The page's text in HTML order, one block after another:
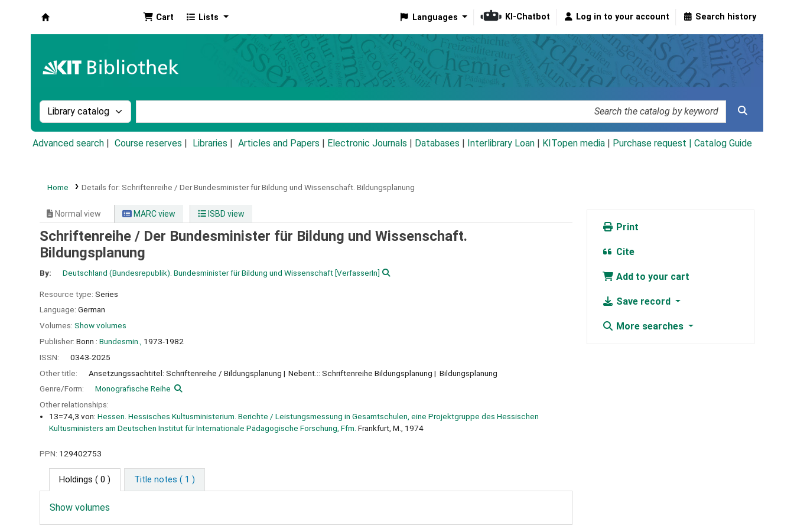
Cart Lists Languages KI-Chatbot Log in to your account Search history
Search the catalog by:
Advanced search Course reserves Libraries Articles and Papers Electronic Journals Databases Interlibrary Loan KITopen media Purchase request | Catalog Guide
Home Details for: Schriftenreihe / Der Bundesminister für Bildung und Wissenschaft. Bildungsplanung
Normal view MARC view ISBD view
Schriftenreihe / Der Bundesminister für Bildung und Wissenschaft.
Bildungsplanung
By: Deutschland (Bundesrepublik). Bundesminister für Bildung und Wissenschaft[VerfasserIn]
Resource type: Series
Language: German
Volumes: Show volumes
Publisher: Bonn : Bundesmin.,
1973-1982
ISSN:
0343-2025
Other title:
Ansetzungssachtitel: Schriftenreihe / Bildungsplanung Nebent.:: Schriftenreihe Bildungsplanung
Bildungsplanung
Genre/Form:
Monografische Reihe
Other relationships:
13=74,3 von: Hessen. Hessisches Kultusministerium. Berichte / Leistungsmessung in Gesamtschulen, eine Projektgruppe des Hessischen
Kultusministers am Deutschen Institut für Internationale Pädagogische Forschung, Ffm. Frankfurt, M., 1974
PPN: 129402753
Holdings ( 0 ) Title notes ( 1 )
Show volumes
Print
Cite
Add to your cart
Save record
More searches